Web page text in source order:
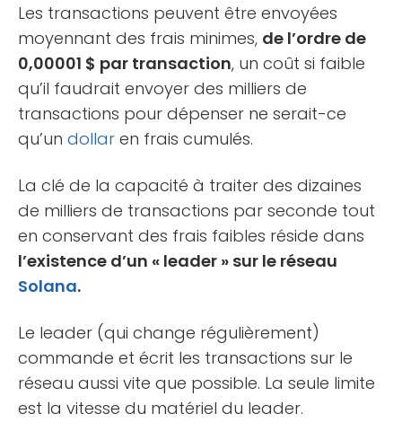
Les transactions peuvent être envoyées
moyennant des frais minimes, de l’ordre de
0,00001 $ par transaction, un coût si faible
qu’il faudrait envoyer des milliers de
transactions pour dépenser ne serait-ce
qu’un dollar en frais cumulés.
La clé de la capacité à traiter des dizaines
de milliers de transactions par seconde tout
en conservant des frais faibles réside dans
l’existence d’un « leader » sur le réseau
Solana.
Le leader (qui change régulièrement)
commande et écrit les transactions sur le
réseau aussi vite que possible. La seule limite
est la vitesse du matériel du leader.